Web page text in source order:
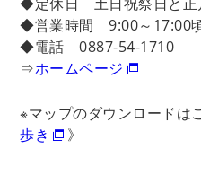
◆営業時間 9:00～17:00
◆電話 0887-54-1710
⇒ホームページ
※マップのダウンロードは
歩き
》